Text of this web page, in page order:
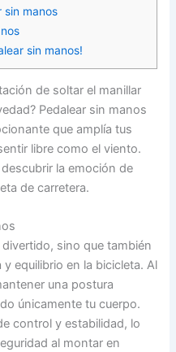
sin manos
sin manos!
de soltar el manillar
Pedalear sin manos
que amplía tus
libre como el viento.
la emoción de
de carretera.
sino que también
equilibrio en la bicicleta. Al
una postura
únicamente tu cuerpo.
control y estabilidad, lo
al montar en